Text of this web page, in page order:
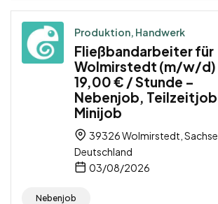
Produktion, Handwerk
Fließbandarbeiter für
Wolmirstedt (m/w/d)
19,00 € / Stunde –
Nebenjob,
Minijob
39326 Wolmirstedt,
Deutschland
03/08/2026
Nebenjob